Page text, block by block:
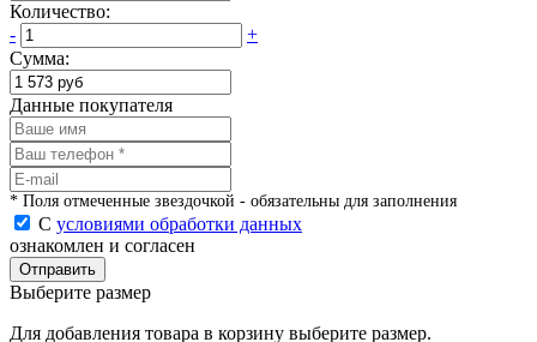
Количество:
-
+
Сумма:
Данные покупателя
* Поля отмеченные звездочкой - обязательны для заполнения
С условиями обработки данных
ознакомлен и согласен
Отправить
Выберите размер
Для добавления товара в корзину выберите размер.